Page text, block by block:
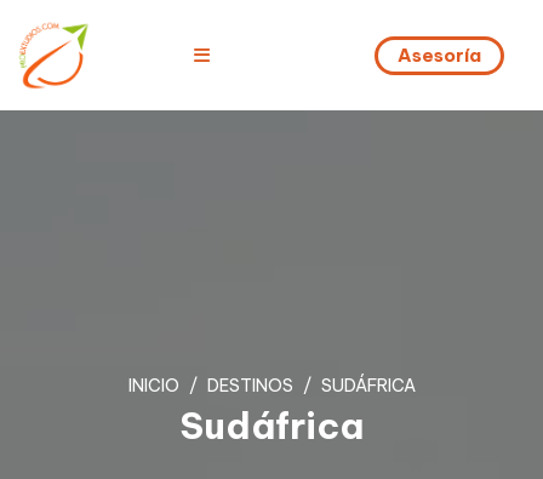
Asesoría
INICIO DESTINOS SUDÁFRICA
Sudáfrica